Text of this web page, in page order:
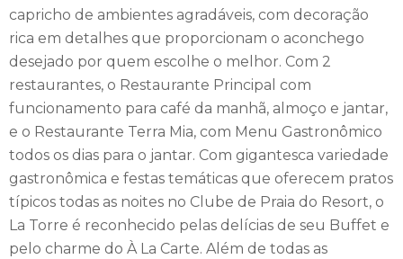
Temos pacotes especiais para casamentos, lua de mel e
capricho de ambientes agradáveis, com decoração
rica em detalhes que proporcionam o aconchego
desejado por quem escolhe o melhor. Com 2
restaurantes, o Restaurante Principal com
funcionamento para café da manhã, almoço e jantar,
e o Restaurante Terra Mia, com Menu Gastronômico
todos os dias para o jantar. Com gigantesca variedade
gastronômica e festas temáticas que oferecem pratos
típicos todas as noites no Clube de Praia do Resort, o
La Torre é reconhecido pelas delícias de seu Buffet e
pelo charme do À La Carte. Além de todas as